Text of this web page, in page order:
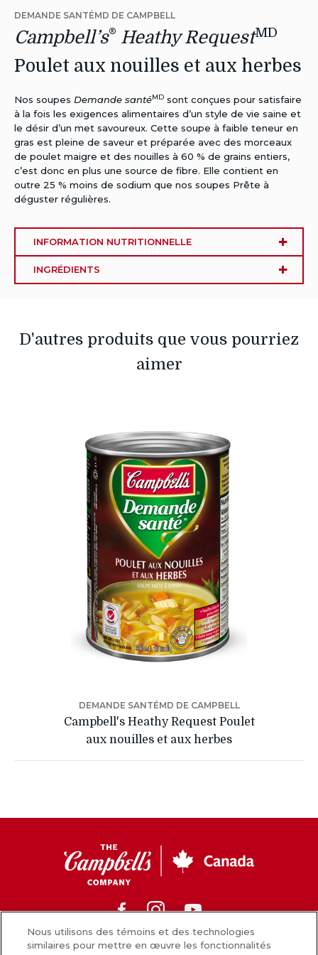
DEMANDE SANTÉMD DE CAMPBELL
Campbell’s® Heathy RequestMD
Poulet aux nouilles et aux herbes
Nos soupes Demande santéMD sont conçues pour satisfaire
à la fois les exigences alimentaires d’un style de vie saine et
le désir d’un met savoureux. Cette soupe à faible teneur en
gras est pleine de saveur et préparée avec des morceaux
de poulet maigre et des nouilles à 60 % de grains entiers,
c’est donc en plus une source de fibre. Elle contient en
outre 25 % moins de sodium que nos soupes Prête à
déguster régulières.
INFORMATION NUTRITIONNELLE
INGRÉDIENTS
D'autres produits que vous pourriez
aimer
DEMANDE SANTÉMD DE CAMPBELL
Campbell's Heathy Request Poulet
aux nouilles et aux herbes
Canada
FacebookInstagram
Nous utilisons des témoins et des technologies
similaires pour mettre en œuvre les fonctionnalités